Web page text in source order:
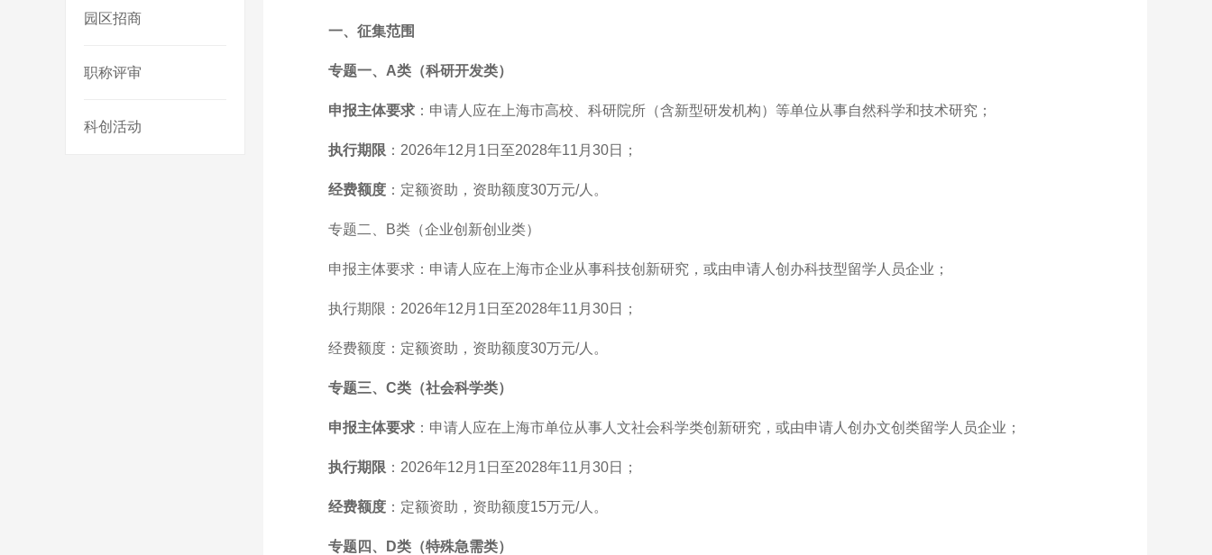
园区招商
职称评审
科创活动
一、征集范围
专题一、A类（科研开发类）
申报主体要求 ：申请人应在上海市高校、科研院所（含新型研发机构）等单位从事自然科学和技术研究；
执行期限 ：2026年12月1日至2028年11月30日；
经费额度 ：定额资助，资助额度30万元/人。
专题二、B类（企业创新创业类）
申报主体要求：申请人应在上海市企业从事科技创新研究，或由申请人创办科技型留学人员企业；
执行期限：2026年12月1日至2028年11月30日；
经费额度：定额资助，资助额度30万元/人。
专题三、C类（社会科学类）
申报主体要求 ：申请人应在上海市单位从事人文社会科学类创新研究，或由申请人创办文创类留学人员企业；
执行期限 ：2026年12月1日至2028年11月30日；
经费额度 ：定额资助，资助额度15万元/人。
专题四、D类（特殊急需类）